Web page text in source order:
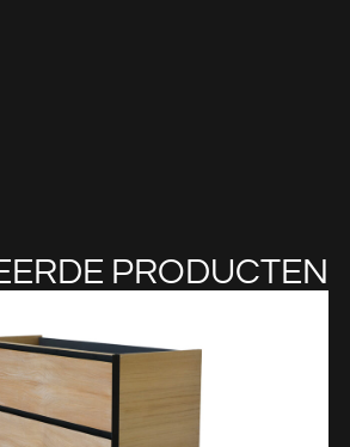
PRODUCTEN